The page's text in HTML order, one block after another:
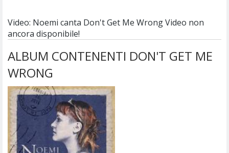
Video: Noemi canta Don't Get Me WrongVideo non
ancora disponibile!
ALBUM CONTENENTI DON'T GET ME
WRONG